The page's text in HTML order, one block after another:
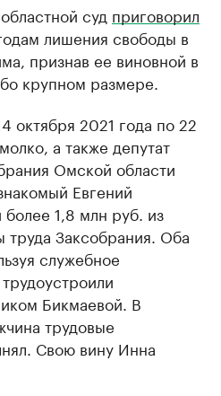
суд приговорил
лишения свободы в
признав ее виновной в
крупном размере.
октября 2021 года по 22
а также депутат
Омской области
Евгений
более 1,8 млн руб. из
труда Заксобрания. Оба
служебное
Бикмаевой. В
трудовые
Свою вину Инна